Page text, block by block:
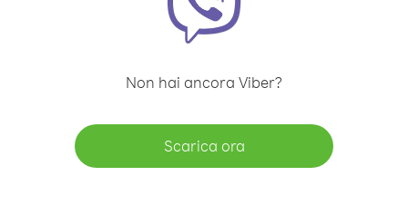
Non hai ancora Viber?
Scarica ora